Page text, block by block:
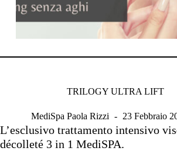
TRILOGY ULTRA LIFT
MediSpa Paola Rizzi 23 Febbraio
L’esclusivo trattamento intensivo
décolleté 3 in 1 MediSPA.